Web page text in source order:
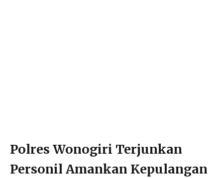
Polres Wonogiri Terjunkan
Personil Amankan Kepulangan